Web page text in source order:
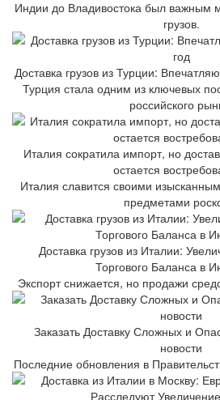
Индии до Владивостока был важным
грузов.
Доставка грузов из Турции:
Турция стала одним из ключевых
российского
Италия сократила импорт, но
остается
Италия славится своими
предметами
Доставка грузов из Италии:
Торгового Баланса в
Экспорт снижается, но продажи
Заказать Доставку Сложных и
новости
Последние обновления в